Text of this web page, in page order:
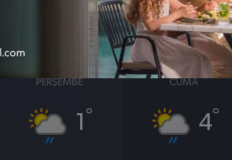
PERŞEMBE
1 °
23 OCAK
CUMA
4°